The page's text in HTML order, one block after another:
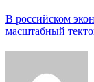
В российском
масштабный